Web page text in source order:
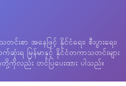
းစာ အနေဖြင့် နိုင်ငံရေး၊ စီးပွားရေး၊
က်ဆုံးရ မြန်မာနှင့် နိုင်ငံတကာသတင်းများ
ကိုလည်း တင်ပြပေးထား ပါသည်။